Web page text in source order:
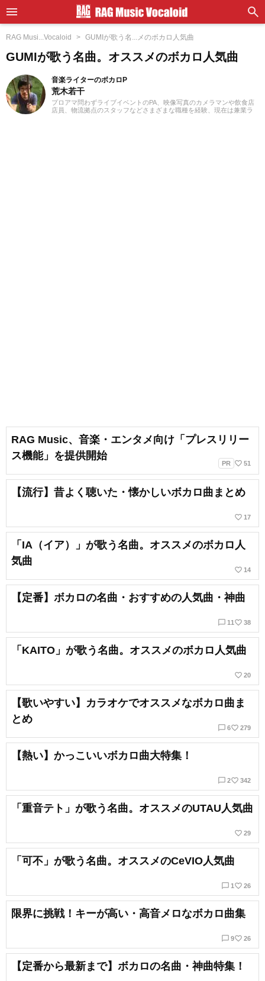
RAG Musi...Vocaloid GUMIが歌う名...メのボカロ人気曲
GUMIが歌う名曲。オススメのボカロ人気曲
音楽ライターのボカロP
荒木若干
プロアマ問わずライブイベントのPA、映像写真のカメラマンや飲食店
店員、物流拠点のスタッフなどさまざまな職種を経験、現在は兼業ラ
RAG Music、音楽・エンタメ向け「プレスリリー
ス機能」を提供開始
PR favorite_border 51
【流行】昔よく聴いた・懐かしいボカロ曲まとめ
favorite_border 17
「IA（イア）」が歌う名曲。オススメのボカロ人
気曲
favorite_border 14
【定番】ボカロの名曲・おすすめの人気曲・神曲
chat_bubble_outline 11 favorite_border 38
「KAITO」が歌う名曲。オススメのボカロ人気曲
favorite_border 20
【歌いやすい】カラオケでオススメなボカロ曲ま
とめ
chat_bubble_outline 6favorite_border 279
【熱い】かっこいいボカロ曲大特集！
chat_bubble_outline 2favorite_border 342
「重音テト」が歌う名曲。オススメのUTAU人気曲
favorite_border 29
「可不」が歌う名曲。オススメのCeVIO人気曲
chat_bubble_outline 1 favorite_border 26
限界に挑戦！キーが高い・高音メロなボカロ曲集
chat_bubble_outline 9favorite_border 26
【定番から最新まで】ボカロの名曲・神曲特集！